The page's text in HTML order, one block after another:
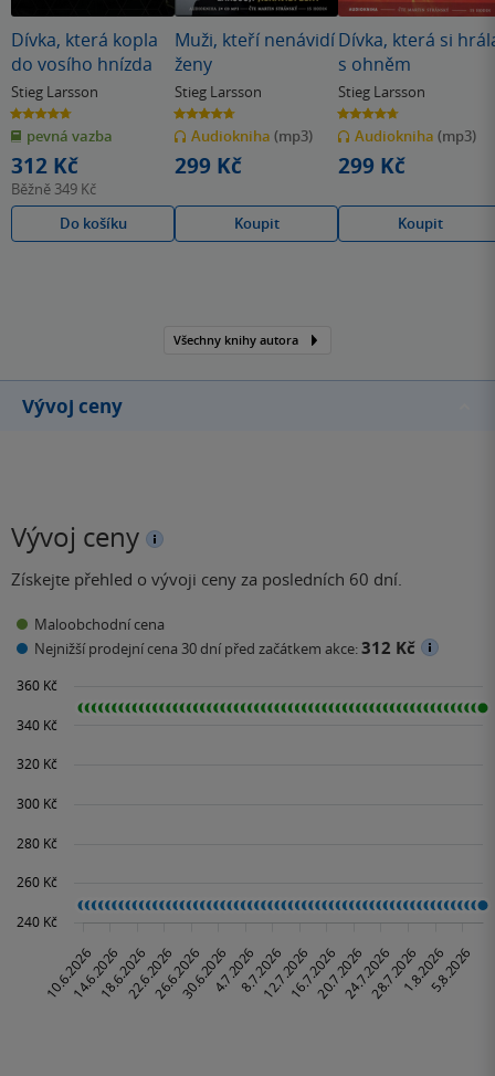
Dívka, která kopla
do vosího hnízda
Stieg Larsson
4.7
z
5
hvězdiček
pevná vazba
312 Kč
Běžně 349 Kč
Do košíku
Muži, kteří nenávidí
ženy
Stieg Larsson
4.7
z
5
hvězdiček
Audiokniha (mp3)
299 Kč
Koupit
Dívka, která si
s ohněm
Stieg Larsson
4.7
z
5
hvězdiček
Audiokniha (mp3)
299 Kč
Koupit
Všechny knihy autora
Vývoj ceny
Vývoj ceny
Získejte přehled o vývoji ceny za posledních 60 dní.
Maloobchodní cena
Nejnižší prodejní cena 30 dní před začátkem akce:312 Kč